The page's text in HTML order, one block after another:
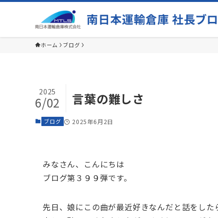
ホーム ブログ
言葉の難しさ
2025
6/02
ブログ 2025年6月2日
みなさん、こんにちは
ブログ第３９９弾です。
先日、娘にこの曲が最近好きなんだと話をした